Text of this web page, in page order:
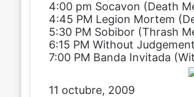
r
r
e
o
e
e
4:00 pm Socavon (Death
4:45 PM Legion Mortem
5:30 PM Sobibor (Thrash
6:15 PM Without
7:00 PM Banda Invitada
11 octubre, 2009